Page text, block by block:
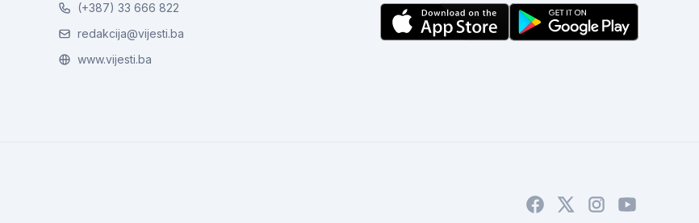
(+387) 33 666 822
redakcija@vijesti.ba
www.vijesti.ba